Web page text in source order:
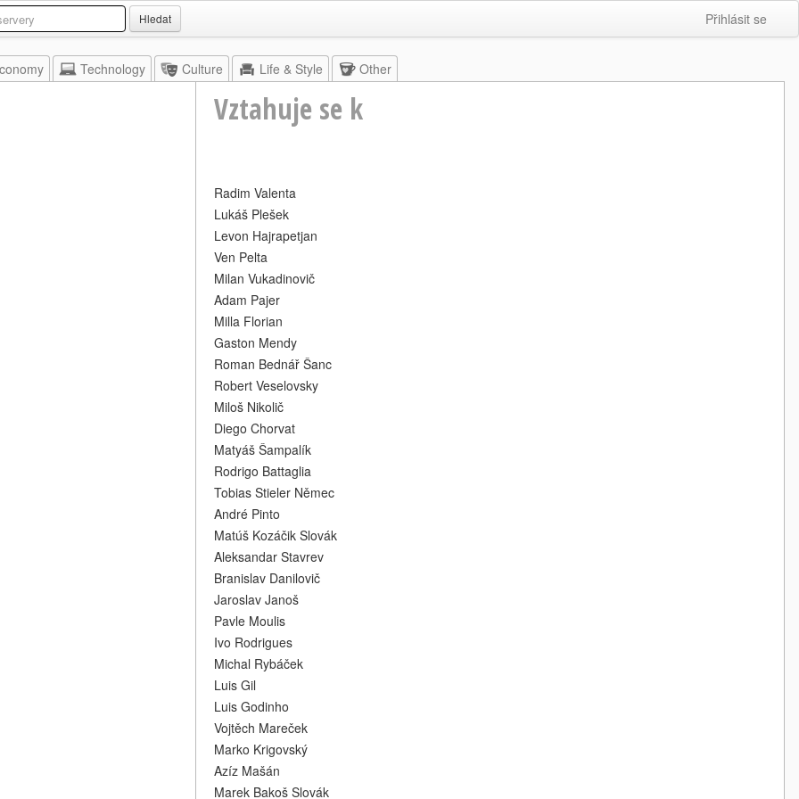
Hledat Přihlásit se
Technology Culture Life & Style Other
Vztahuje se k
Radim Valenta
Lukáš Plešek
Levon Hajrapetjan
Ven Pelta
Milan Vukadinovič
Adam Pajer
Milla Florian
Gaston Mendy
Roman Bednář Šanc
Robert Veselovsky
Miloš Nikolič
Diego Chorvat
Matyáš Šampalík
Rodrigo Battaglia
Tobias Stieler Němec
André Pinto
Matúš Kozáčik Slovák
Aleksandar Stavrev
Branislav Danilovič
Jaroslav Janoš
Pavle Moulis
Ivo Rodrigues
Michal Rybáček
Luis Gil
Luis Godinho
Vojtěch Mareček
Marko Krigovský
Azíz Mašán
Marek Bakoš Slovák